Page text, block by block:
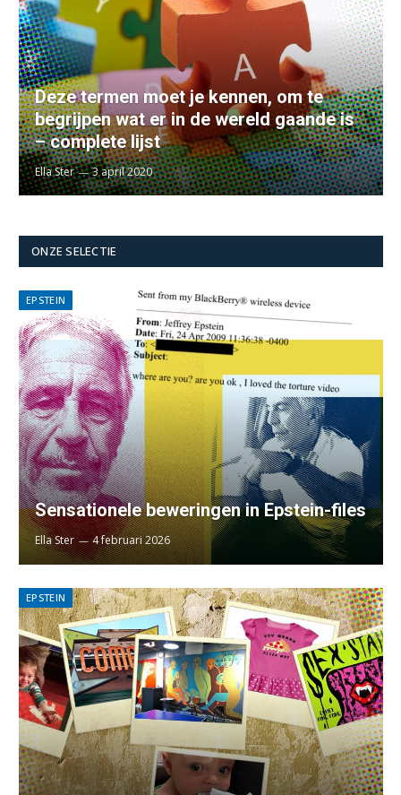
Deze termen moet je kennen, om te
begrijpen wat er in de wereld gaande is
– complete lijst
Ella Ster 3 april 2020
ONZE SELECTIE
EPSTEIN
Sensationele beweringen in Epstein-files
Ella Ster 4 februari 2026
EPSTEIN